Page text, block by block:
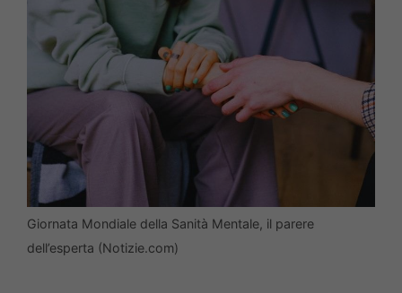
Giornata Mondiale della Sanità Mentale, il parere
dell’esperta (Notizie.com)